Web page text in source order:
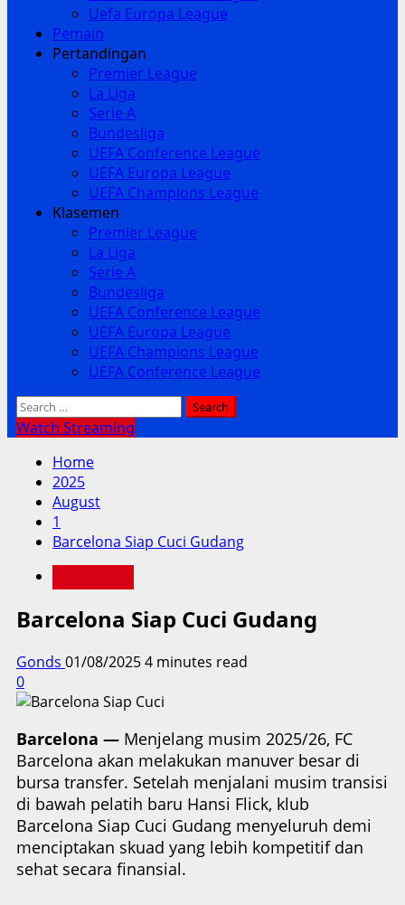
Uefa Europa League
Pemain
Pertandingan
Premier League
La Liga
Serie A
Bundesliga
UEFA Conference League
UEFA Europa League
UEFA Champions League
Klasemen
Premier League
La Liga
Serie A
Bundesliga
UEFA Conference League
UEFA Europa League
UEFA Champions League
UEFA Conference League
Search
for:
Watch Streaming
Home
2025
August
1
Barcelona Siap Cuci Gudang
Barcelona Siap Cuci Gudang
Gonds 01/08/20254 minutes read
0
Barcelona — Menjelang musim 2025/26, FC
Barcelona akan melakukan manuver besar di
bursa transfer. Setelah menjalani musim transisi
di bawah pelatih baru Hansi Flick, klub
Barcelona Siap Cuci Gudang menyeluruh demi
menciptakan skuad yang lebih kompetitif dan
sehat secara finansial.